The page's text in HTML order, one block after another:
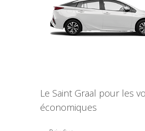
Le Saint Graal pour les
économiques